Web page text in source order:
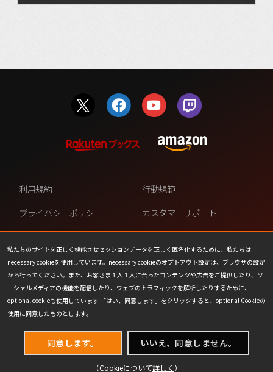
私たちのサイトを正しく機能させセッションデータを正しく匿名化するために、私たちは
necessary cookieを使用しています。necessary cookieのオプトアウト設定は、ブラウザの設定
から行ってください。また、お客さま１人１人に合ったコンテンツや広告をご提供したり、ソ
ーシャルメディアの機能を配信したり、ウェブのトラフィックを解析したりするために、
optional cookieも使用しています 「はい、同意します」をクリックすると、optional Cookieの
使用に同意したものとします。
同意します。 いいえ、同意しません。
（Cookieについて詳しく ）
利用規約
行動規範
プライバシーポリシー
カスタマーサポート
ファンコンテンツ・ポリシー
個人情報の販売や共有を許可し
ない
COOKIE
プレスリリース
会社情報
お問い合わせ